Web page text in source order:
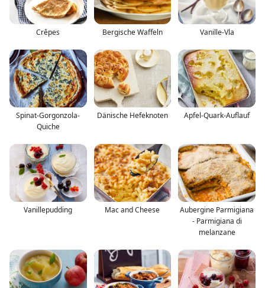
Crêpes Bergische Waffeln Vanille-Vla
Spinat-Gorgonzola-
Quiche
Dänische Hefeknoten Apfel-Quark-Auflauf
Vanillepudding Mac and Cheese
Aubergine Parmigiana
- Parmigiana di
melanzane